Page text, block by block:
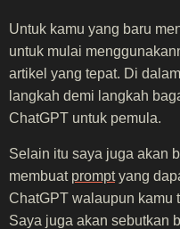
Untuk kamu yang baru
untuk mulai
artikel yang tepat. Di
langkah demi langkah
ChatGPT untuk pemula.
Selain itu saya juga akan
membuat promptyang
ChatGPT walaupun kamu
Saya juga akan sebutkan